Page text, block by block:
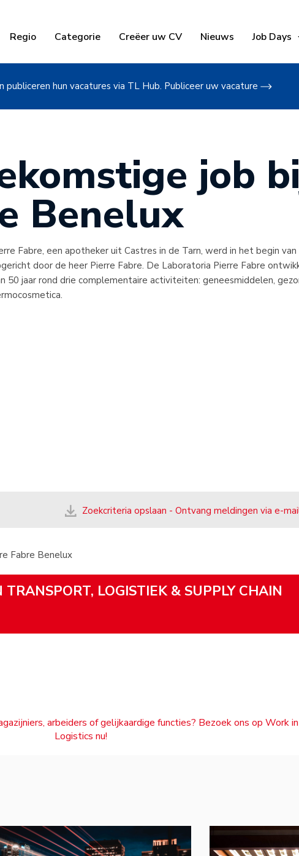
Regio Categorie Creëer uw CV Nieuws Job Days
publiceren hun vacatures via TL Hub. Publiceer uw vacature
job
Benelux
Fabre, een apotheker uit Castres in de Tarn, werd in het begin
door de heer Pierre Fabre. De Laboratoria Pierre Fabre
50 jaar rond drie complementaire activiteiten: geneesmiddelen,
Zoekcriteria opslaan - Ontvang meldingen via e-
Fabre Benelux
LOGISTIEK & SUPPLY CHAIN
arbeiders of gelijkaardige functies? Bezoek ons op Work in
Logistics nu!